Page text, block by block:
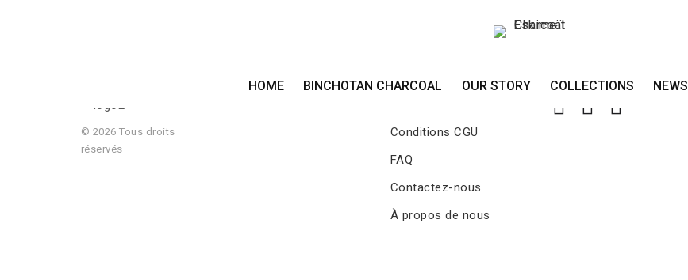
HOME BINCHOTAN CHARCOAL OUR STORY COLLECTIONS NEWS
© 2026 Tous droits
réservés
Conditions CGU
FAQ
Contactez-nous
À propos de nous